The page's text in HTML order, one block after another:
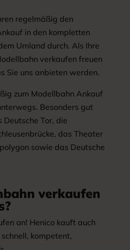
regelmäßig den
in den kompletten
Umland durch. Als Ihre
verkaufen freuen
Sie uns anbieten werden.
zum Modellbahn Ankauf
Besonders gut
Tor, die
das Theater
sowie das Deutsche
verkaufen
an! Henico kauft auch
kompetent,